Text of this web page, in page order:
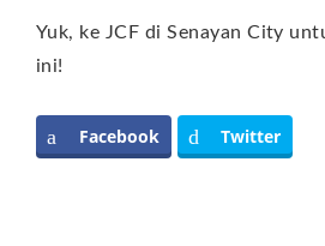
Yuk, ke JCF di Senayan City
ini!
Facebook Twitter